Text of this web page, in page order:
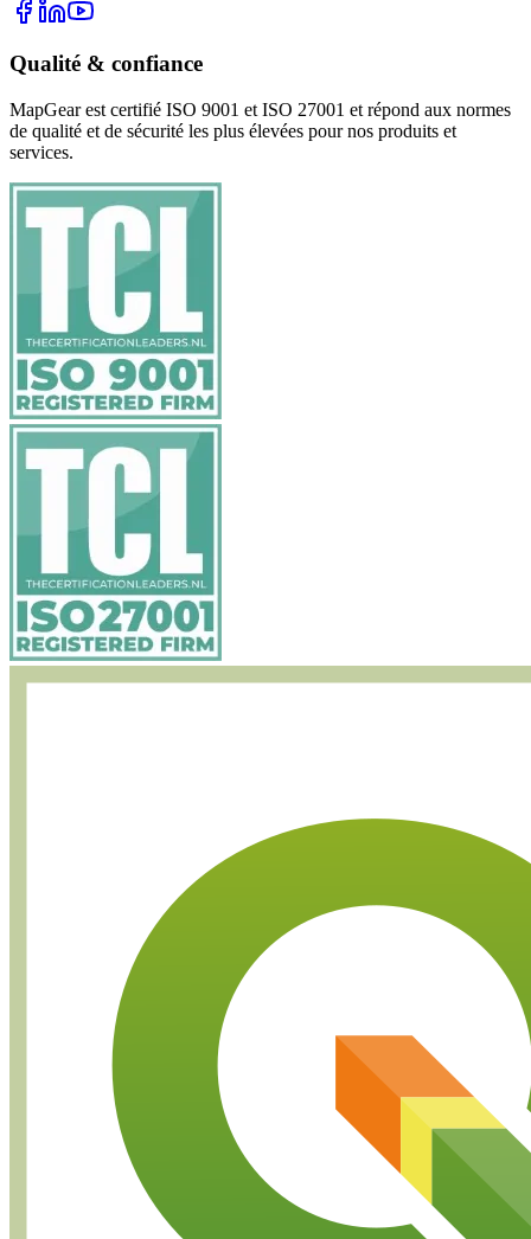
Qualité & confiance
MapGear est certifié ISO 9001 et ISO 27001 et répond aux normes
de qualité et de sécurité les plus élevées pour nos produits et
services.